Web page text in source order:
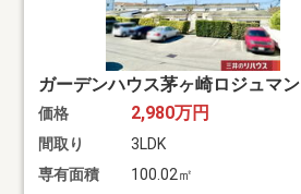
ガーデンハウス茅ヶ崎ロジュマン
価格 2,980万円
間取り
3LDK
専有面積
100.02㎡